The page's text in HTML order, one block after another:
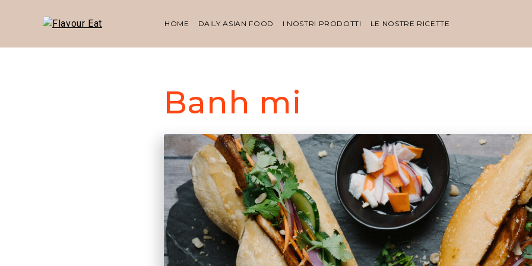
HOME DAILY ASIAN FOOD I NOSTRI PRODOTTI LE NOSTRE RICETTE
Banh mi